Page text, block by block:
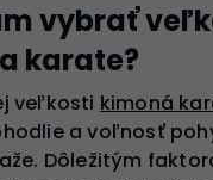
vybrať
karate?
veľkosti kimoná
a voľnosť
Dôležitým